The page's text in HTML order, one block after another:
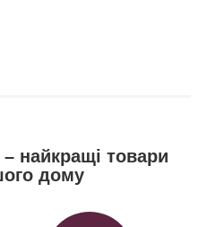
найкращі товари
дому